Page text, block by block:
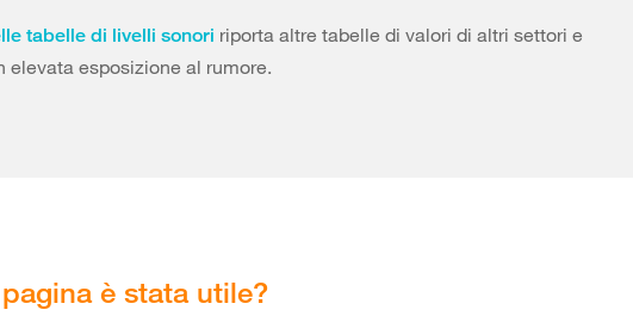
tabelle di livelli sonori riporta altre tabelle di valori di altri settori e
elevata esposizione al rumore.
è stata utile?